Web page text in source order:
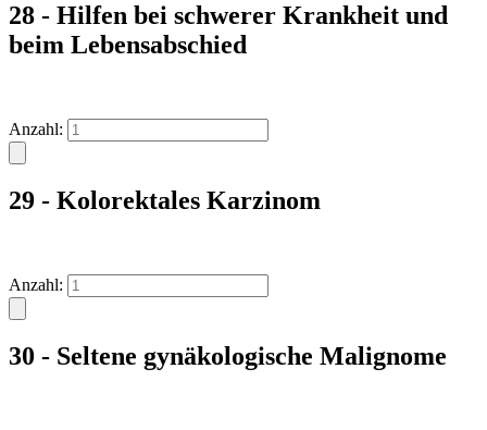
28 - Hilfen bei schwerer Krankheit und
beim Lebensabschied
Anzahl:
29 - Kolorektales Karzinom
Anzahl:
30 - Seltene gynäkologische Malignome